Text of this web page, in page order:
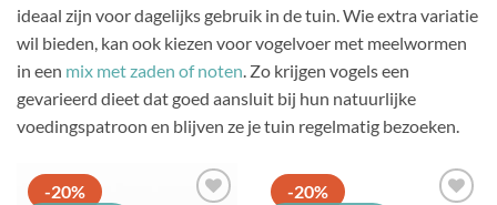
ideaal zijn voor dagelijks gebruik in de tuin. Wie extra variatie
wil bieden, kan ook kiezen voor vogelvoer met meelwormen
in een mix met zaden of noten. Zo krijgen vogels een
gevarieerd dieet dat goed aansluit bij hun natuurlijke
voedingspatroon en blijven ze je tuin regelmatig bezoeken.
-20% -20%